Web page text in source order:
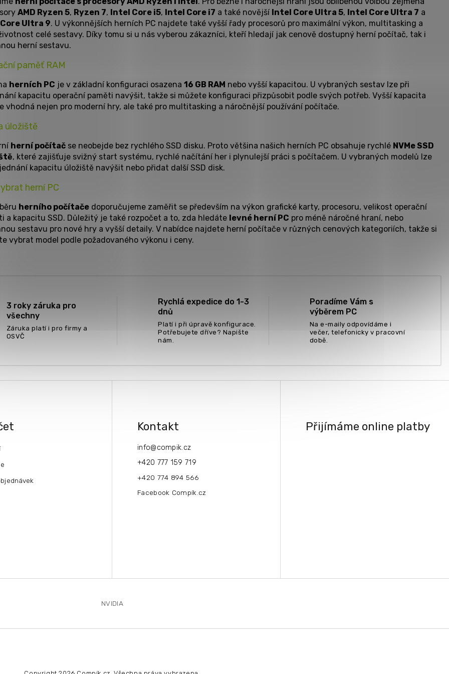
AMD Ryzen 5, Ryzen 7, Intel Core i5, Intel Core i7 a také novější Intel Core Ultra 5, Intel Core Ultra 7 a
Ultra 9. U výkonnějších herních PC najdete také vyšší řady procesorů pro maximální výkon, multitasking a
celé sestavy. Díky tomu si u nás vyberou zákazníci, kteří hledají jak cenově dostupný herní počítač, tak i
herní sestavu.
paměť RAM
herních PC je v základní konfiguraci osazena 16 GB RAM nebo vyšší kapacitou. U vybraných sestav lze při
kapacitu operační paměti navýšit, takže si můžete konfiguraci přizpůsobit podle svých potřeb. Vyšší kapacita
vhodná nejen pro moderní hry, ale také pro multitasking a náročnější používání počítače.
úložiště
herní počítač se neobejde bez rychlého SSD disku. Proto většina našich herních PC obsahuje rychlé NVMe SSD
, které zajišťuje svižný start systému, rychlé načítání her i plynulejší práci s počítačem. U vybraných modelů lze
kapacitu úložiště navýšit nebo přidat další SSD disk.
herní PC
herního počítače doporučujeme zaměřit se především na výkon grafické karty, procesoru, velikost operační
a kapacitu SSD. Důležitý je také rozpočet a to, zda hledáte levné herní PC pro méně náročné hraní, nebo
sestavu pro nové hry a vyšší detaily. V nabídce najdete herní počítače v různých cenových kategoriích, takže si
vybrat model podle požadovaného výkonu i ceny.
3 roky záruka pro
všechny
Záruka platí i pro firmy a
OSVČ
Rychlá expedice do 1-3
dnů
Platí i při úpravě konfigurace.
Potřebujete dříve? Napište
nám.
Poradíme Vám s
výběrem PC
Na e-maily odpovídáme i
večer, telefonicky v pracovní
době.
Kontakt
info@compik.cz
+420 777 159 719
+420 774 894 566
Facebook Compík.cz
Přijímáme online platby
NVIDIA